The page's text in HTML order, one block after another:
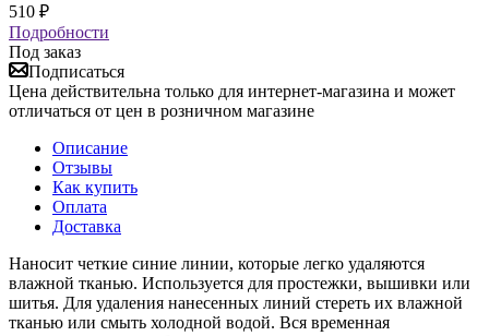
510 ₽
Подробности
Под заказ
Подписаться
Цена действительна только для интернет-магазина и может
отличаться от цен в розничном магазине
Описание
Отзывы
Как купить
Оплата
Доставка
Наносит четкие синие линии, которые легко удаляются
влажной тканью. Используется для простежки, вышивки или
шитья. Для удаления нанесенных линий стереть их влажной
тканью или смыть холодной водой. Вся временная